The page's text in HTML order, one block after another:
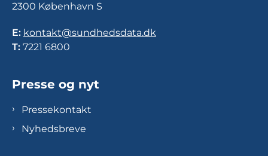
2300 København S
E: kontakt@sundhedsdata.dk
T: 7221 6800
Presse og nyt
Pressekontakt
Nyhedsbreve